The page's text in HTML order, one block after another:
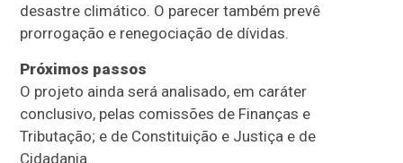
desastre climático. O parecer também prevê
prorrogação e renegociação de dívidas.
Próximos passos
O projeto ainda será analisado, em caráter
conclusivo, pelas comissões de Finanças e
Tributação; e de Constituição e Justiça e de
Cidadania.